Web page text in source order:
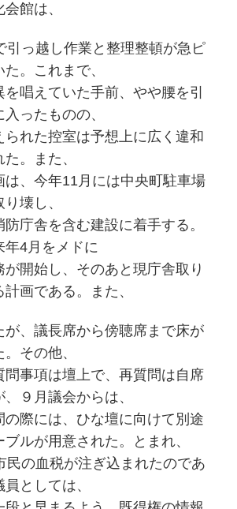
館は、
引っ越し作業と整理整頓が急ピ
。これまで、
唱えていた手前、やや腰を引
ったものの、
られた控室は予想上に広く違和
。また、
は、今年11月には中央町駐車場
壊し、
庁舎を含む建設に着手する。
年4月をメドに
が開始し、そのあと現庁舎取り
画である。また、
が、議長席から傍聴席まで床が
その他、
問事項は壇上で、再質問は自席
９月議会からは、
の際には、ひな壇に向けて別途
ルが用意された。とまれ、
民の血税が注ぎ込まれたのであ
としては、